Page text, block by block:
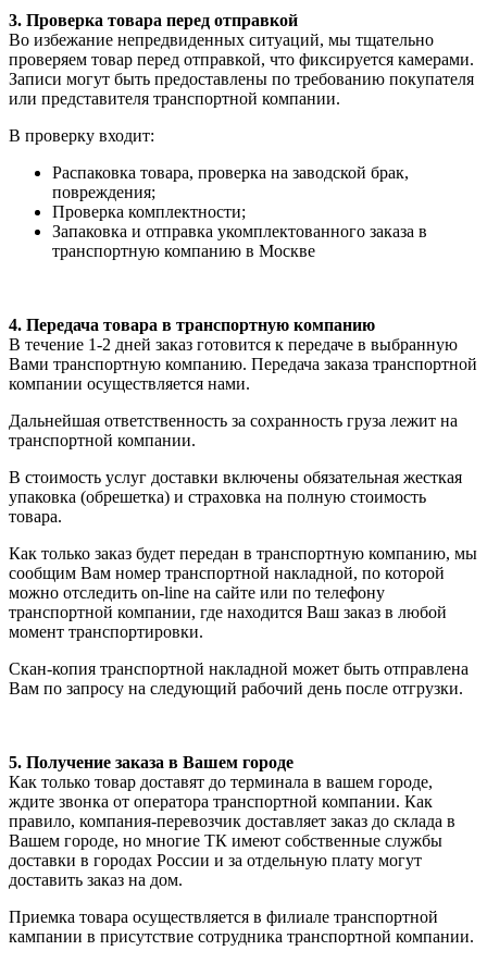
3. Проверка товара перед отправкой
Во избежание непредвиденных ситуаций, мы тщательно
проверяем товар перед отправкой, что фиксируется камерами.
Записи могут быть предоставлены по требованию покупателя
или представителя транспортной компании.
В проверку входит:
Распаковка товара, проверка на заводской брак,
повреждения;
Проверка комплектности;
Запаковка и отправка укомплектованного заказа в
транспортную компанию в Москве
4. Передача товара в транспортную компанию
В течение 1-2 дней заказ готовится к передаче в выбранную
Вами транспортную компанию. Передача заказа транспортной
компании осуществляется нами.
Дальнейшая ответственность за сохранность груза лежит на
транспортной компании.
В стоимость услуг доставки включены обязательная жесткая
упаковка (обрешетка) и страховка на полную стоимость
товара.
Как только заказ будет передан в транспортную компанию, мы
сообщим Вам номер транспортной накладной, по которой
можно отследить on-line на сайте или по телефону
транспортной компании, где находится Ваш заказ в любой
момент транспортировки.
Скан-копия транспортной накладной может быть отправлена
Вам по запросу на следующий рабочий день после отгрузки.
5. Получение заказа в Вашем городе
Как только товар доставят до терминала в вашем городе,
ждите звонка от оператора транспортной компании. Как
правило, компания-перевозчик доставляет заказ до склада в
Вашем городе, но многие ТК имеют собственные службы
доставки в городах России и за отдельную плату могут
доставить заказ на дом.
Приемка товара осуществляется в филиале транспортной
кампании в присутствие сотрудника транспортной компании.